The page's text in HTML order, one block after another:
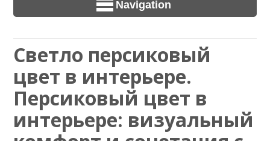
Navigation
Светло персиковый
цвет в интерьере.
Персиковый цвет в
интерьере: визуальный